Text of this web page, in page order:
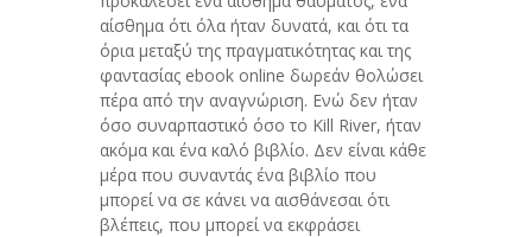
αίσθημα ότι όλα ήταν δυνατά, και ότι τα
όρια μεταξύ της πραγματικότητας και της
φαντασίας ebook online δωρεάν θολώσει
πέρα από την αναγνώριση. Ενώ δεν ήταν
όσο συναρπαστικό όσο το Kill River, ήταν
ακόμα και ένα καλό βιβλίο. Δεν είναι κάθε
μέρα που συναντάς ένα βιβλίο που
μπορεί να σε κάνει να αισθάνεσαι ότι
βλέπεις, που μπορεί να εκφράσει